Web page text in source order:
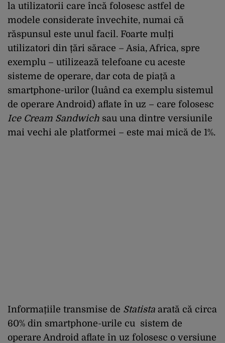
la utilizatorii care încă folosesc astfel de
modele considerate învechite, numai că
răspunsul este unul facil. Foarte mulți
utilizatori din țări sărace – Asia, Africa, spre
exemplu – utilizează telefoane cu aceste
sisteme de operare, dar cota de piață a
smartphone-urilor (luând ca exemplu sistemul
de operare Android) aflate în uz – care folosesc
Ice Cream Sandwich sau una dintre versiunile
mai vechi ale platformei – este mai mică de 1%.
Informațiile transmise de Statista arată că circa
60% din smartphone-urile cu sistem de
operare Android aflate în uz folosesc o versiune